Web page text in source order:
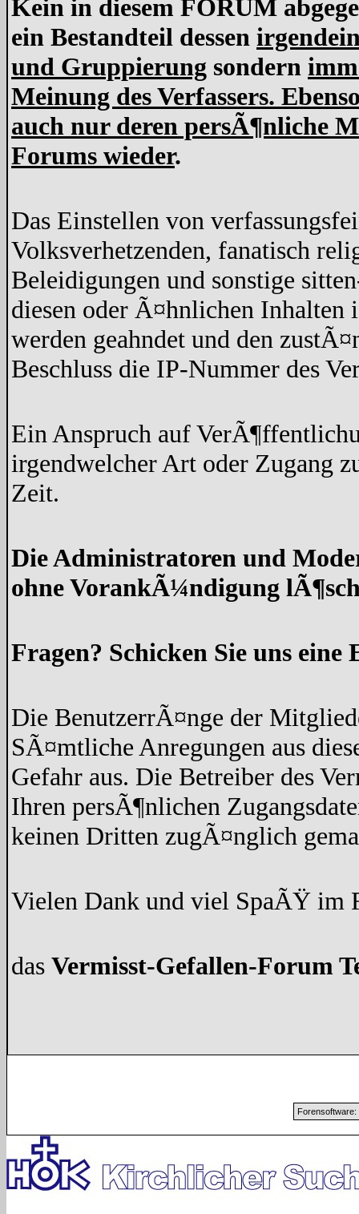
Kein in diesem FORUM
ein Bestandteil dessen
und Gruppierung sondern
Meinung des Verfassers.
auch nur deren persÃ¶nliche
Forums wieder.
Das Einstellen von
Volksverhetzenden, fanatisch
Beleidigungen und sonstige
diesen oder Ã¤hnlichen Inhalten
werden geahndet und den
Beschluss die IP-Nummer des
Ein Anspruch auf
irgendwelcher Art oder Zugang
Zeit.
Die Administratoren und
ohne VorankÃ¼ndigung
Fragen? Schicken Sie uns
Die BenutzerrÃ¤nge der
SÃ¤mtliche Anregungen aus
Gefahr aus. Die Betreiber des
Ihren persÃ¶nlichen
keinen Dritten zugÃ¤nglich
Vielen Dank und viel SpaÃŸ im
das Vermisst-Gefallen-Forum
Forensoftware: